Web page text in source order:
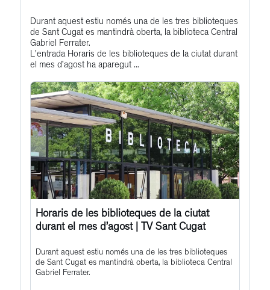
Profile
Get
to
this
Durant aquest estiu només una de les tres biblioteques
de Sant Cugat es mantindrà oberta, la biblioteca Central
Gabriel Ferrater.
L'entrada Horaris de les biblioteques de la ciutat durant
el mes d’agost ha aparegut ...
Horaris de les biblioteques de la ciutat
durant el mes d’agost | TV Sant Cugat
Durant aquest estiu només una de les tres biblioteques
de Sant Cugat es mantindrà oberta, la biblioteca Central
Gabriel Ferrater.